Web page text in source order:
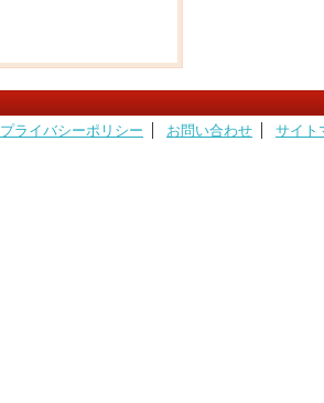
プライバシーポリシー お問い合わせ サイト